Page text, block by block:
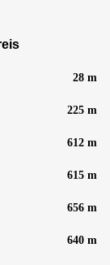
28 m
225 m
612 m
615 m
656 m
640 m